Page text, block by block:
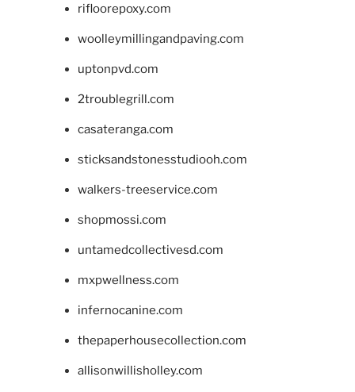
rifloorepoxy.com
woolleymillingandpaving.com
uptonpvd.com
2troublegrill.com
casateranga.com
sticksandstonesstudiooh.com
walkers-treeservice.com
shopmossi.com
untamedcollectivesd.com
mxpwellness.com
infernocanine.com
thepaperhousecollection.com
allisonwillisholley.com